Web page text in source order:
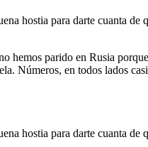
hostia para darte cuanta
hemos parido en Rusia
Números, en todos lados
hostia para darte cuanta